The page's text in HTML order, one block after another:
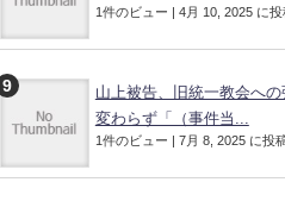
1件のビュー 4月 10, 2025 に
山上被告、旧統一教会への
変わらず「（事件当...
1件のビュー 7月 8, 2025 に投